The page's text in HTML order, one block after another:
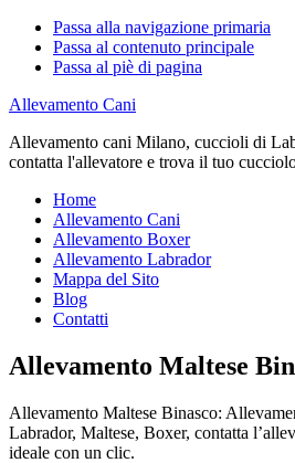
Passa alla navigazione primaria
Passa al contenuto principale
Passa al piè di pagina
Allevamento Cani
Allevamento cani Milano, cuccioli di
contatta l'allevatore e trova il tuo
Home
Allevamento Cani
Allevamento Boxer
Allevamento Labrador
Mappa del Sito
Blog
Contatti
Allevamento Maltese
Allevamento Maltese Binasco:
Labrador, Maltese, Boxer, contatta
ideale con un clic.